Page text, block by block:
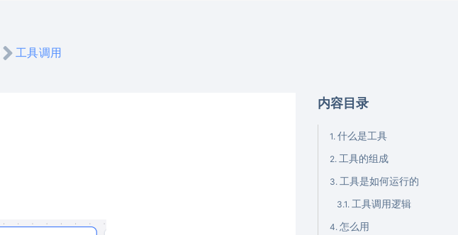
工具调用
内容目录
什么是工具
工具的组成
工具是如何运行的
工具调用逻辑
怎么用